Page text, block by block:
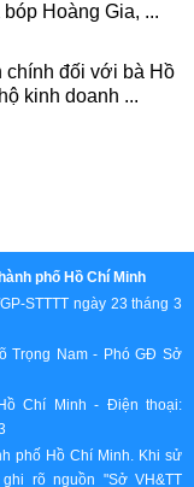
Hoàng Gia, ...
chính đối với bà Hồ
kinh doanh ...
phố Hồ Chí Minh
STTTT ngày 23 tháng 3
Trọng Nam - Phó GĐ Sở
Chí Minh - Điện thoại:
phố Hồ Chí Minh. Khi sử
rõ nguồn "Sở VH&TT